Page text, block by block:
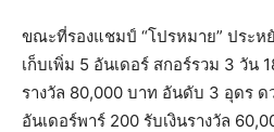
ขณะที่รองแชมป์ “โปรหมาย” ประห
เก็บเพิ่ม 5 อันเดอร์ สกอร์รวม 3 วัน
รางวัล 80,000 บาท อันดับ 3 อุดร ด
อันเดอร์พาร์ 200 รับเงินรางวัล